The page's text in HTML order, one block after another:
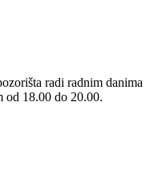
radi radnim danima
od 18.00 do 20.00.